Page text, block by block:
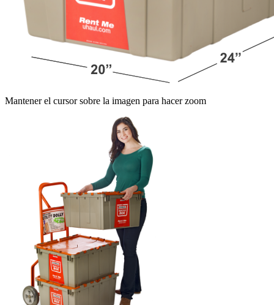
Mantener el cursor sobre la imagen para hacer zoom